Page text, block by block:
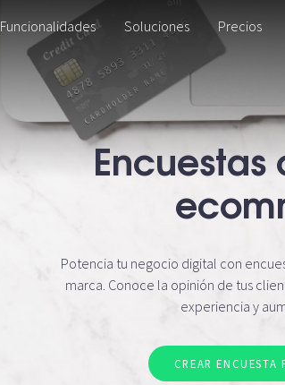
Funcionalidades Soluciones Precios
Potencia tu negocio digital con
marca. Conoce la opinión de tus
experiencia y
CREAR ENCUESTA